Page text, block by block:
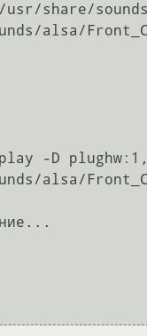
share/
alsa/
-D
alsa/